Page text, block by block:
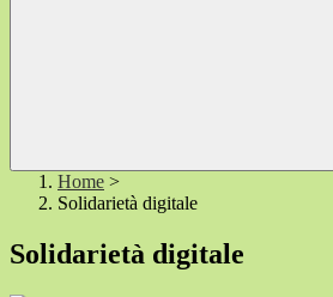
Home >
Solidarietà digitale
Solidarietà digitale